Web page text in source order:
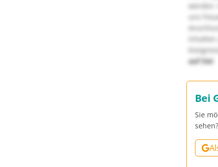
uns
auf Sie!
Bei
Sie